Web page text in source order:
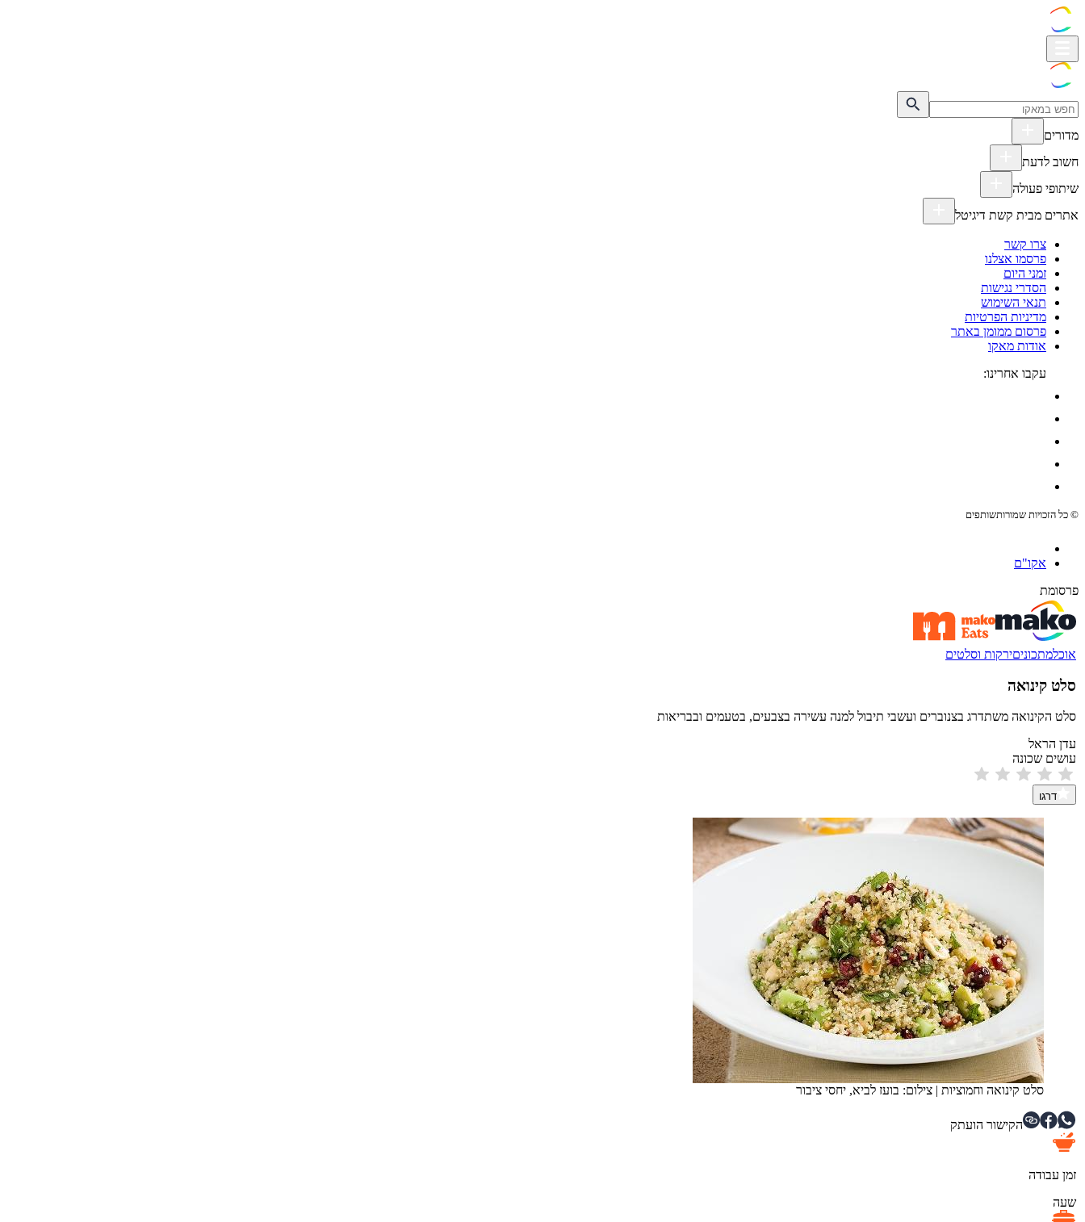
מדורים
חשוב לדעת
שיתופי פעולה
אתרים מבית קשת דיגיטל
צרו קשר
פרסמו אצלנו
זמני היום
הסדרי נגישות
תנאי השימוש
מדיניות הפרטיות
פרסום ממומן באתר
אודות מאקו
עקבו אחרינו:
© כל הזכויות שמורותשותפים
אקו"ם
פרסומת
אוכלמתכוניםירקות וסלטים
סלט קינואה
סלט הקינואה משתדרג בצנוברים ועשבי תיבול למנה עשירה בצבעים, בטעמים ובבריאות
עדן הראל
עושים שכונה
דרגו
סלט קינואה וחמוציות | צילום: בועז לביא, יחסי ציבור
הקישור הועתק
זמן עבודה
שעה